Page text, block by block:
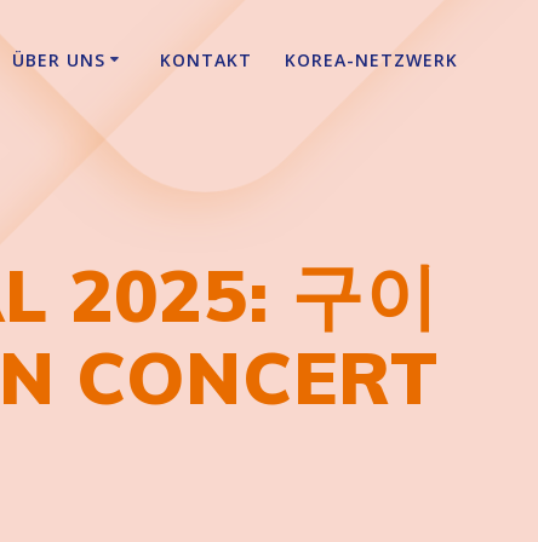
ÜBER UNS KONTAKT KOREA-NETZWERK
2025: 구이
CONCERT